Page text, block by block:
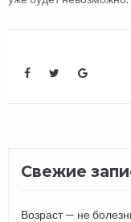
Свежие
Возраст — не